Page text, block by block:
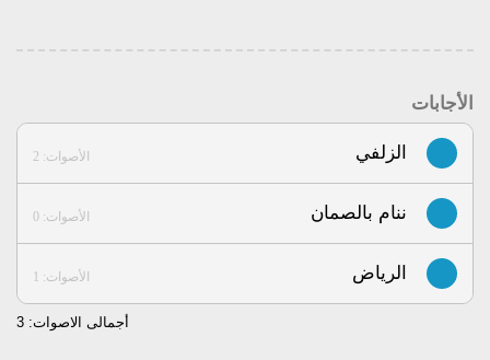
الأجابات
الأصوات: 2 الزلفي
الأصوات: 0 ننام بالصمان
الأصوات: 1 الرياض
أجمالى الاصوات: 3